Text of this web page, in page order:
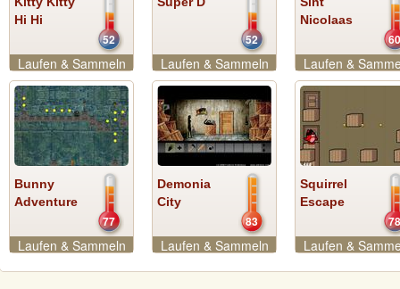
Hi Hi
52
Laufen & Sammeln
52
Laufen & Sammeln
Nicolaas
60
Laufen &
Bunny
Adventure
77
Laufen & Sammeln
Demonia
City
83
Laufen & Sammeln
Squirrel
Escape
78
Laufen &